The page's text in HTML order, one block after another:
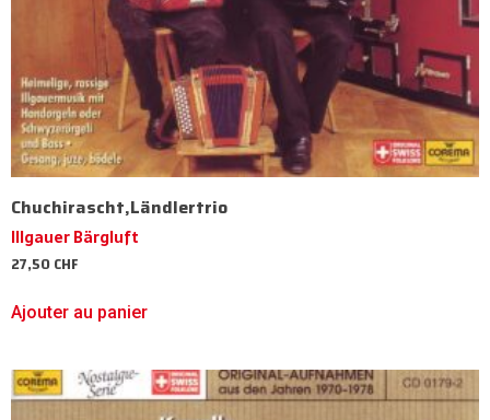
Chuchirascht,Ländlertrio
Illgauer Bärgluft
27,50CHF
Ajouter au panier